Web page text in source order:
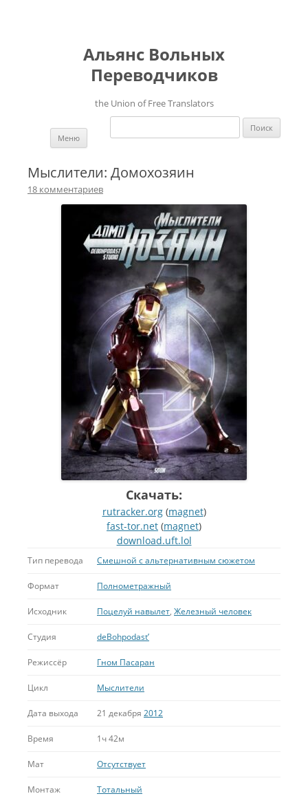
Альянс Вольных
Переводчиков
the Union of Free Translators
Найти:
Меню
Мыслители: Домохозяин
18 комментариев
Скачать:
rutracker.org(magnet)
fast-tor.net (magnet)
download.uft.lol
Тип перевода Смешной с альтернативным сюжетом
Формат Полнометражный
Исходник Поцелуй навылет, Железный человек
Студия deBohpodast’
Режиссёр Гном Пасаран
Цикл Мыслители
Дата выхода 21 декабря 2012
Время 1ч 42м
Мат Отсутствует
Монтаж Тотальный